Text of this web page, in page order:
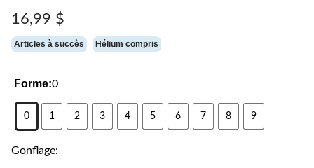
la
même
16,99 $
Articles à succès Hélium compris
Forme:0
0 1 2 3 4 5 6 7 8 9
Gonflage: